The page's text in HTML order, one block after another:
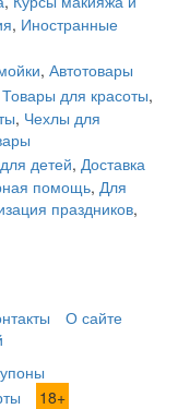
, Иностранные
, Автотовары
Товары для красоты,
, Чехлы для
детей, Доставка
помощь, Для
праздников,
О сайте
18+